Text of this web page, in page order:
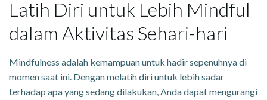
Latih Diri untuk Lebih Mindful
dalam Aktivitas Sehari-hari
Mindfulness adalah kemampuan untuk hadir sepenuhnya di
momen saat ini. Dengan melatih diri untuk lebih sadar
terhadap apa yang sedang dilakukan, Anda dapat mengurangi